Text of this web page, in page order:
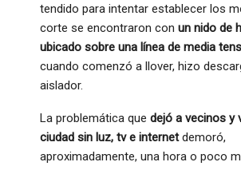
tendido para intentar establecer los
corte se encontraron con un nido de
ubicado sobre una línea de media
cuando comenzó a llover, hizo
aislador.
La problemática que dejó a vecinos y
ciudad sin luz, tv e internetdemoró,
aproximadamente, una hora o poco